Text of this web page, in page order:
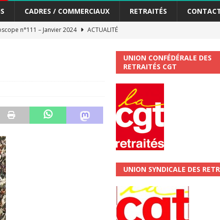
CADRES / COMMERCIAUX RETRAITÉS
n°111 – Janvier 2024
ACTUALITÉ
et…. des augmentations pour les salariéS !!!
de développement de la Direction Commerciale DDCE/Télévente :
Sociales et Culturelles : Un droit, pas un cadeau !
SECTEUR
n°126
UNION CONFÉDÉRALE DES
RETRAITÉS CGT
UNION SYNDICALE DES